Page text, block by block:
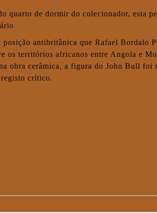
quarto de dormir do colecionador, esta
posição antibritânica que Rafael
os territórios africanos entre Angola e
obra cerâmica, a figura do John Bull
registo crítico.